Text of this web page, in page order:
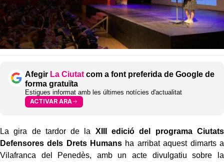
Afegir La Ciutat com a font preferida de Google de
forma gratuïta
Estigues informat amb les últimes notícies d'actualitat
ACTIVAR ARA
La gira de tardor de la XIII edició del programa Ciutats
Defensores dels Drets Humans ha arribat aquest dimarts a
Vilafranca del Penedès, amb un acte divulgatiu sobre la